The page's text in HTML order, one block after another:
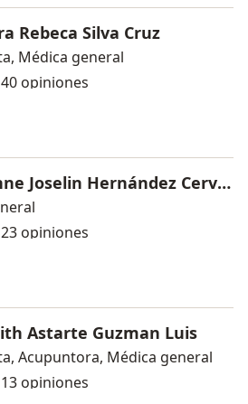
Rebeca Silva Cruz
Médica general
40 opiniones
Dra. Ivonne Joselin Hernández Cervantes
23 opiniones
Astarte Guzman Luis
Acupuntora, Médica general
13 opiniones